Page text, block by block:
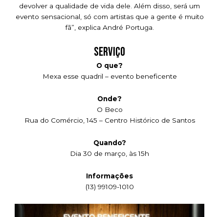
devolver a qualidade de vida dele. Além disso, será um
evento sensacional, só com artistas que a gente é muito
fã”, explica André Portuga.
serviço
O que?
Mexa esse quadril – evento beneficente
Onde?
O Beco
Rua do Comércio, 145 – Centro Histórico de Santos
Quando?
Dia 30 de março, às 15h
Informações
(13) 99109-1010